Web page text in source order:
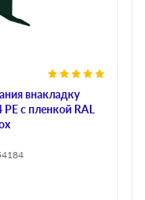
внакладку
с пленкой RAL